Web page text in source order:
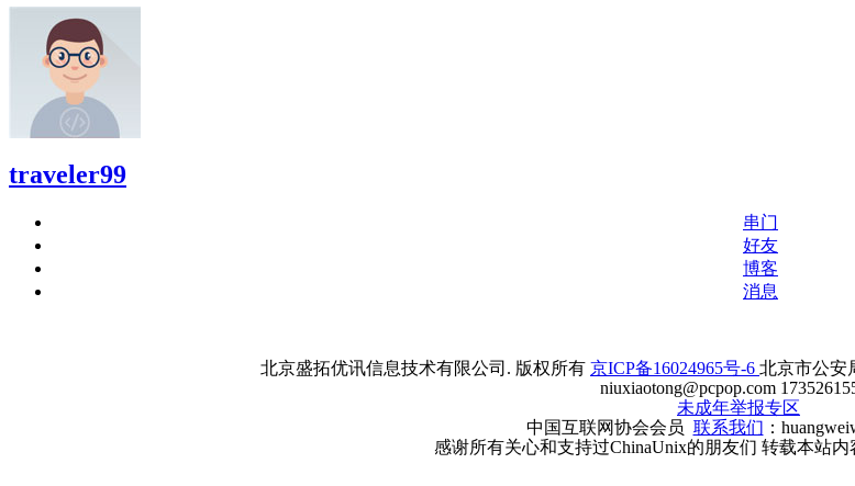
traveler99
串门
好友
博客
消息
北京盛拓优讯信息技术有限公司. 版权所有 京ICP备16024965号-6 北京市公安
niuxiaotong@pcpop.com
未成年举报专区
中国互联网协会会员 联系我们 ：
感谢所有关心和支持过ChinaUnix的朋友们 转载本站